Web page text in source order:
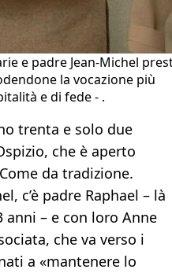
e padre Jean-Michel
la vocazione più
e di fede - .
trenta e solo due
che è aperto
da tradizione.
c’è padre Raphael – là
anni – e con loro Anne
che va verso i
a «mantenere lo